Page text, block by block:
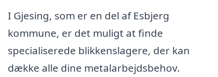
I Gjesing, som er en del af Esbjerg
kommune, er det muligt at finde
specialiserede blikkenslagere, der kan
dække alle dine metalarbejdsbehov.